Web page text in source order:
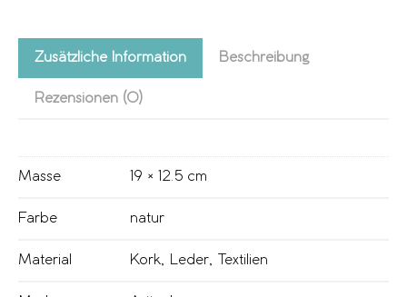
Zusätzliche Information Beschreibung
Rezensionen (0)
Masse 19 × 12.5 cm
Farbe natur
Material Kork Leder Textilien